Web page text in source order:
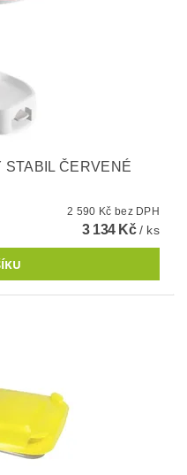
STABIL ČERVENÉ
2 590 Kč bez DPH
3 134 Kč/ ks